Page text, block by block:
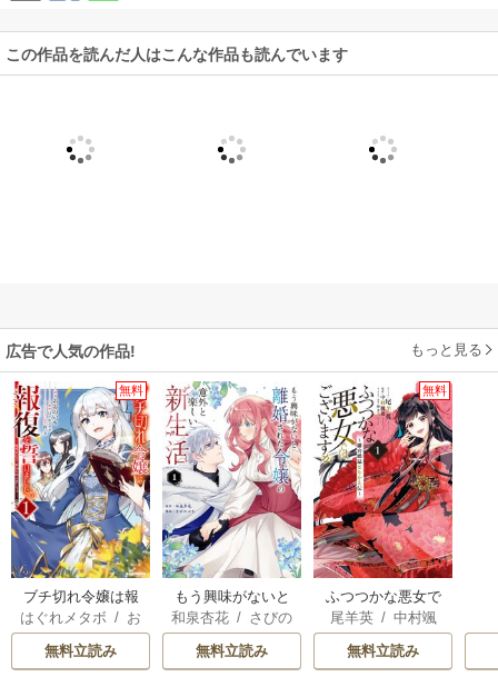
この作品を読んだ人はこんな作品も読んでいます
広告で人気の作品! もっと見る
無料
ブチ切れ令嬢は報
復を誓いました。
はぐれメタボ / お
おのいも /
無料立読み
もう興味がないと
離婚された令嬢の
意外と楽しい新生
活
和泉杏花 / さびの
ぶち
無料立読み
無料
ふつつかな悪女で
はございますが ～
雛宮蝶鼠とりかえ
伝～
尾羊英/ 中村颯
希
/ ゆき哉
無料立読み